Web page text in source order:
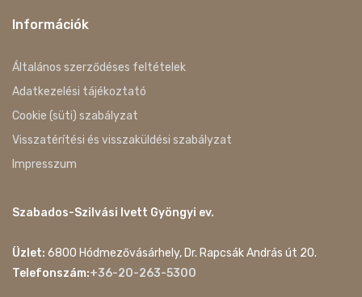
Információk
Általános szerződéses feltételek
Adatkezelési tájékoztató
Cookie (süti) szabályzat
Visszatérítési és visszaküldési szabályzat
Impresszum
Szabados-Szilvási Ivett Gyöngyi ev.
Üzlet: 6800 Hódmezővásárhely, Dr. Rapcsák András út 20.
Telefonszám:+36-20-263-5300